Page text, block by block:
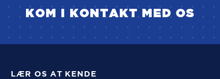
KOM I KONTAKT MED OS
LÆR OS AT KENDE